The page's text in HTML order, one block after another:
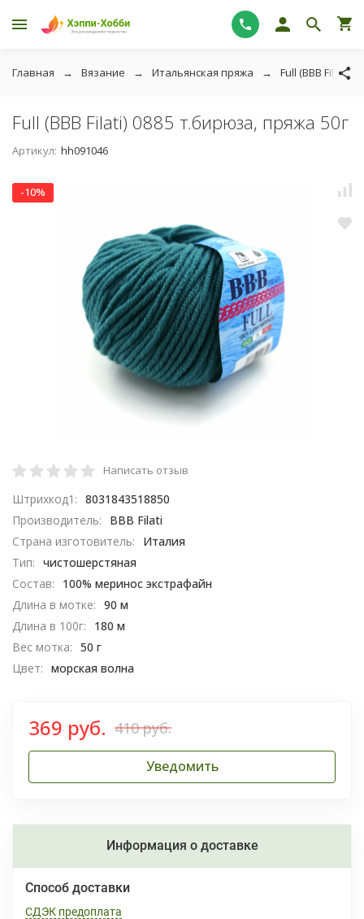
Главная Вязание Итальянская пряжа Full (BBB Filati)
Full (BBB Filati) 0885 т.бирюза, пряжа 50г
Артикул: hh091046
-10%
Написать отзыв
Штрихкод1: 8031843518850
Производитель:
BBB Filati
Страна изготовитель:
Италия
Тип: чистошерстяная
Состав:
100% меринос экстрафайн
Длина в мотке: 90 м
Длина в 100г:
180 м
Вес мотка: 50 г
Цвет: морская волна
369 руб. 410 руб.
Уведомить
Информация о доставке
Способ доставки
СДЭК предоплата